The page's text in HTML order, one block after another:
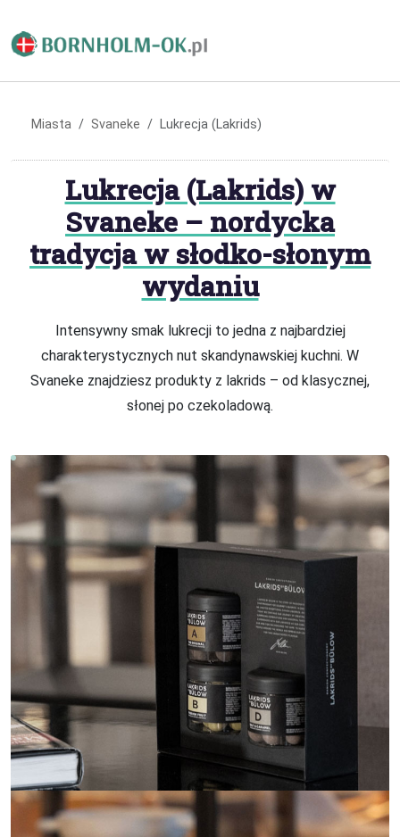
Miasta Svaneke Lukrecja (Lakrids)
Lukrecja (Lakrids) w
Svaneke – nordycka
tradycja w słodko-słonym
wydaniu
Intensywny smak lukrecji to jedna z najbardziej
charakterystycznych nut skandynawskiej kuchni. W
Svaneke znajdziesz produkty z lakrids – od klasycznej,
słonej po czekoladową.